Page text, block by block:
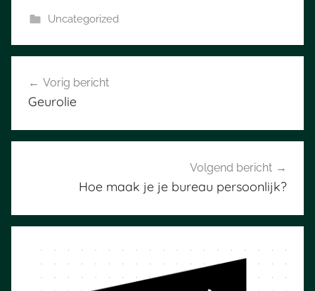
Uncategorized
navigatie
Vorig bericht
Geurolie
Volgend bericht
Hoe maak je je bureau persoonlijk?